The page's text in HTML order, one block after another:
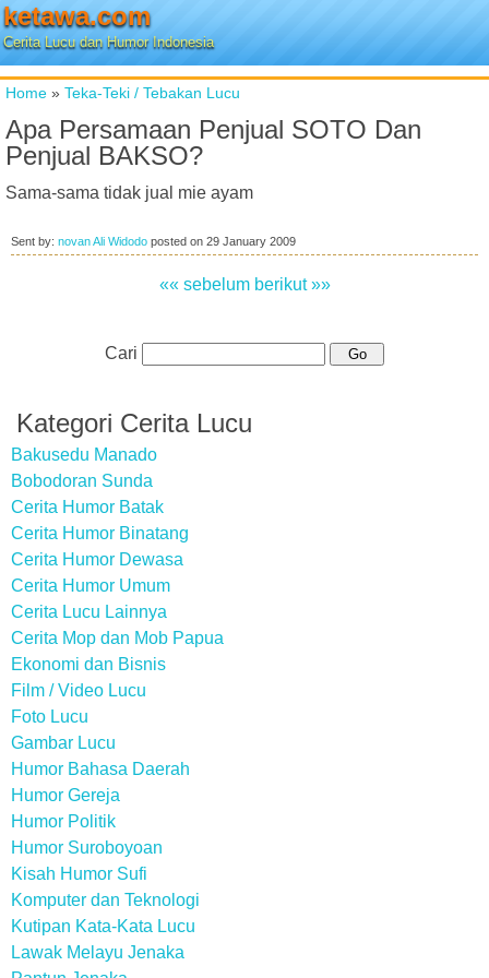
ketawa.com
Cerita Lucu dan Humor Indonesia
Home » Teka-Teki / Tebakan Lucu
Apa Persamaan Penjual SOTO Dan
Penjual BAKSO?
Sama-sama tidak jual mie ayam
Sent by: novan Ali Widodo posted on 29 January 2009
«« sebelum berikut »»
Cari
Kategori Cerita Lucu
Bakusedu Manado
Bobodoran Sunda
Cerita Humor Batak
Cerita Humor Binatang
Cerita Humor Dewasa
Cerita Humor Umum
Cerita Lucu Lainnya
Cerita Mop dan Mob Papua
Ekonomi dan Bisnis
Film / Video Lucu
Foto Lucu
Gambar Lucu
Humor Bahasa Daerah
Humor Gereja
Humor Politik
Humor Suroboyoan
Kisah Humor Sufi
Komputer dan Teknologi
Kutipan Kata-Kata Lucu
Lawak Melayu Jenaka